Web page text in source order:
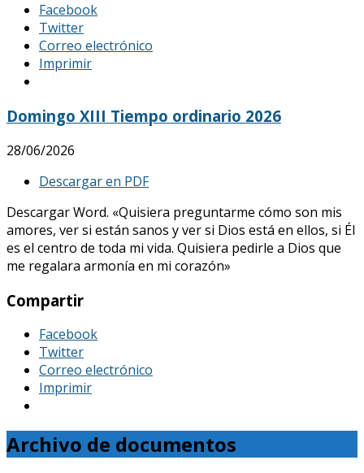
Facebook
Twitter
Correo electrónico
Imprimir
Domingo XIII Tiempo ordinario 2026
28/06/2026
Descargar en PDF
Descargar Word. «Quisiera preguntarme cómo son mis
amores, ver si están sanos y ver si Dios está en ellos, si Él
es el centro de toda mi vida. Quisiera pedirle a Dios que
me regalara armonía en mi corazón»
Compartir
Facebook
Twitter
Correo electrónico
Imprimir
Archivo de documentos